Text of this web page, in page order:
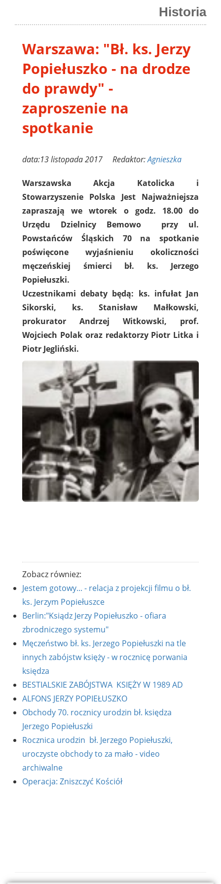
Historia
Warszawa: "Bł. ks. Jerzy
Popiełuszko - na drodze
do prawdy" -
zaproszenie na
spotkanie
data:13 listopada 2017 Redaktor:Agnieszka
Warszawska Akcja Katolicka i
Stowarzyszenie Polska Jest Najważniejsza
zapraszają we wtorek o godz. 18.00 do
Urzędu Dzielnicy Bemowo przy ul.
Powstańców Śląskich 70 na spotkanie
poświęcone wyjaśnieniu okoliczności
męczeńskiej śmierci bł. ks. Jerzego
Popiełuszki.
Uczestnikami debaty będą: ks. infułat Jan
Sikorski, ks. Stanisław Małkowski,
prokurator Andrzej Witkowski, prof.
Wojciech Polak oraz redaktorzy Piotr Litka i
Piotr Jegliński.
Zobacz równiez:
Jestem gotowy... - relacja z projekcji filmu o bł.
ks. Jerzym Popiełuszce
Berlin:"Ksiądz Jerzy Popiełuszko - ofiara
zbrodniczego systemu"
Męczeństwo bł. ks. Jerzego Popiełuszki na tle
innych zabójstw księży - w rocznicę porwania
księdza
BESTIALSKIE ZABÓJSTWA KSIĘŻY W 1989 AD
ALFONS JERZY POPIEŁUSZKO
Obchody 70. rocznicy urodzin bł. księdza
Jerzego Popiełuszki
Rocznica urodzin bł. Jerzego Popiełuszki,
uroczyste obchody to za mało - video
archiwalne
Operacja: Zniszczyć Kościół